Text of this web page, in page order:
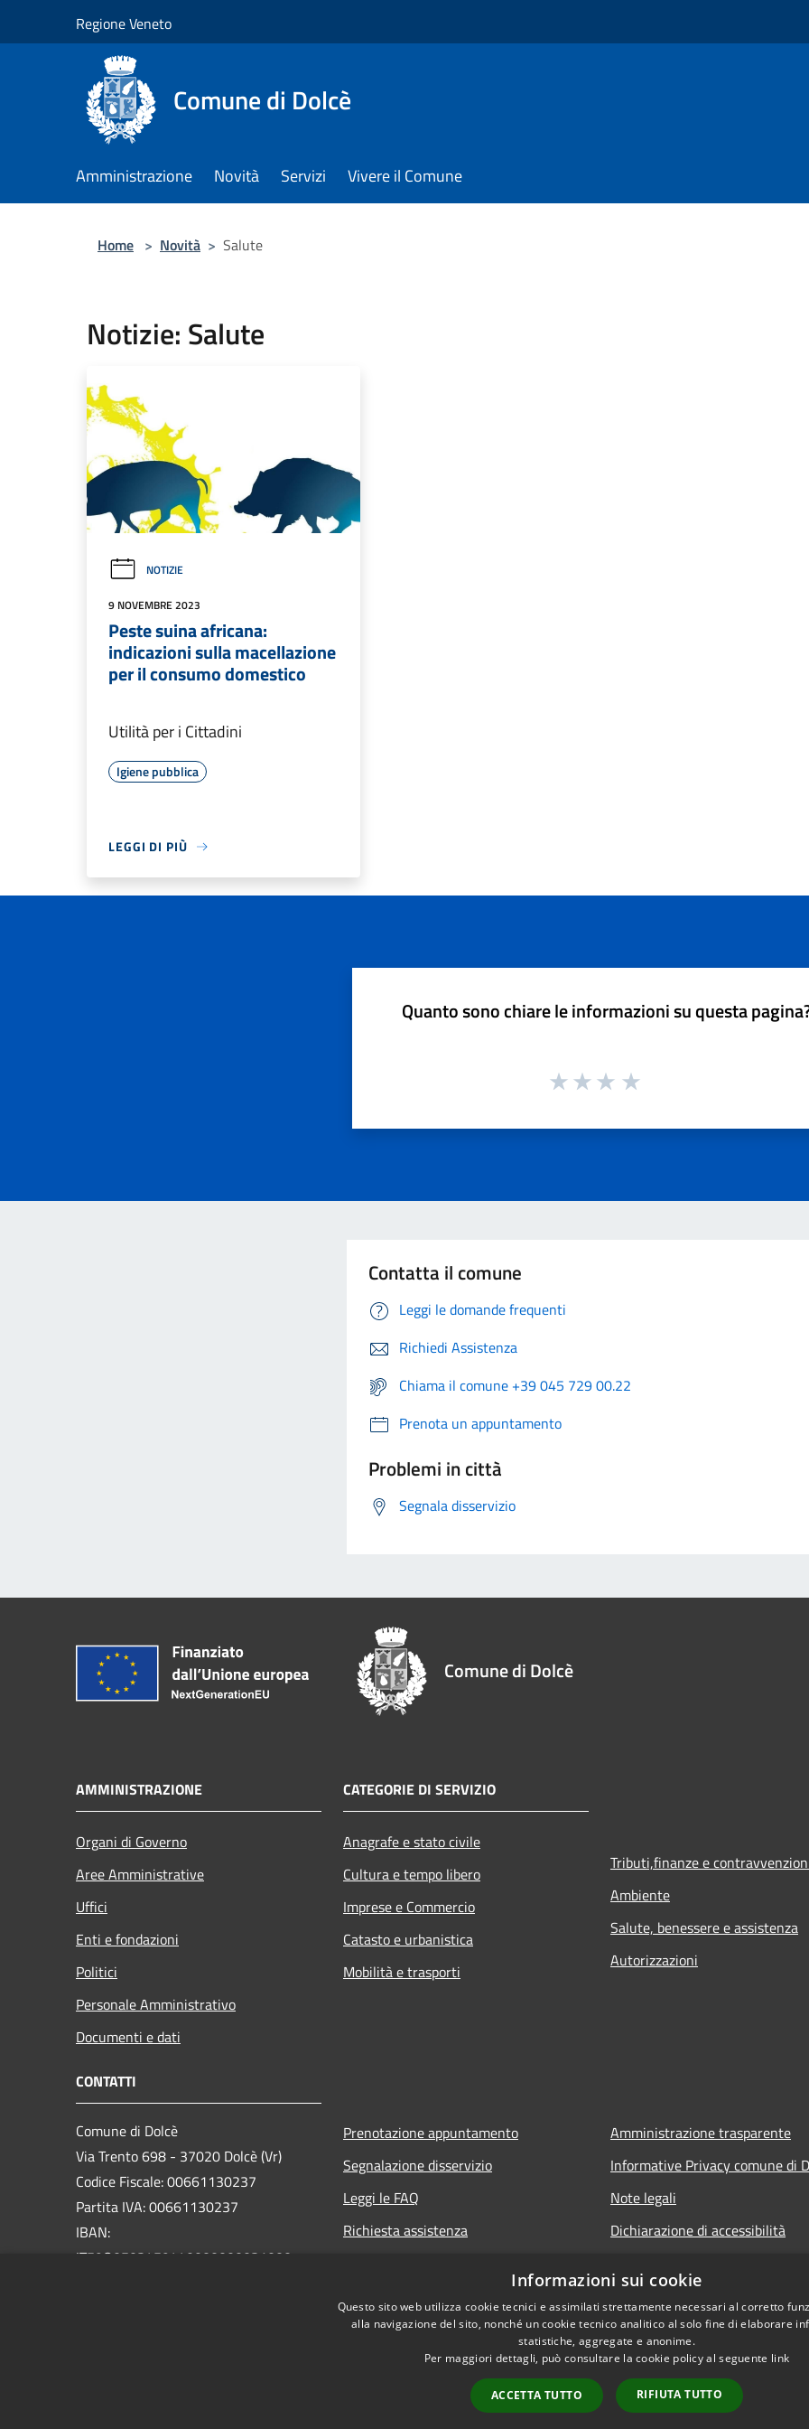
Regione Veneto
Comune di Dolcè
Amministrazione Novità Servizi Vivere il Comune
Home > Novità > Salute
Notizie: Salute
NOTIZIE
9 NOVEMBRE 2023
Peste suina africana:
indicazioni sulla macellazione
per il consumo domestico
Utilità per i Cittadini
Igiene pubblica
LEGGI DI PIÙ
Quanto sono chiare le informazioni su questa
Contatta il comune
Leggi le domande frequenti
Richiedi Assistenza
Chiama il comune +39 045 729 00.22
Prenota un appuntamento
Problemi in città
Segnala disservizio
Comune di Dolcè
AMMINISTRAZIONE
Organi di Governo
Aree Amministrative
Uffici
Enti e fondazioni
Politici
Personale Amministrativo
Documenti e dati
CATEGORIE DI SERVIZIO
Anagrafe e stato civile
Cultura e tempo libero
Imprese e Commercio
Catasto e urbanistica
Mobilità e trasporti
Tributi,finanze e
Ambiente
Salute, benessere e assistenza
Autorizzazioni
CONTATTI
Comune di Dolcè
Via Trento 698 - 37020 Dolcè (Vr)
Codice Fiscale: 00661130237
Partita IVA: 00661130237
IBAN:
IT59O0503459440000000031000
Prenotazione appuntamento
Segnalazione disservizio
Leggi le FAQ
Richiesta assistenza
Amministrazione trasparente
Informative Privacy comune di
Note legali
Dichiarazione di accessibilità
Informazioni sui cookie
Questo sito web utilizza cookie tecnici e assimilati strettamente necessari al corretto
alla navigazione del sito, nonché un cookie tecnico analitico al solo fine di elaborare
statistiche, aggregate e anonime.
Per maggiori dettagli, può consultare la cookie policy al seguente link
ACCETTA TUTTO RIFIUTA TUTTO